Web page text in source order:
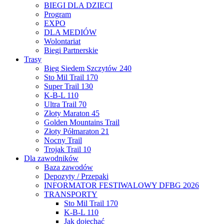
BIEGI DLA DZIECI
Program
EXPO
DLA MEDIÓW
Wolontariat
Biegi Partnerskie
Trasy
Bieg Siedem Szczytów 240
Sto Mil Trail 170
Super Trail 130
K-B-L 110
Ultra Trail 70
Złoty Maraton 45
Golden Mountains Trail
Złoty Półmaraton 21
Nocny Trail
Trojak Trail 10
Dla zawodników
Baza zawodów
Depozyty / Przepaki
INFORMATOR FESTIWALOWY DFBG 2026
TRANSPORTY
Sto Mil Trail 170
K-B-L 110
Jak dojechać